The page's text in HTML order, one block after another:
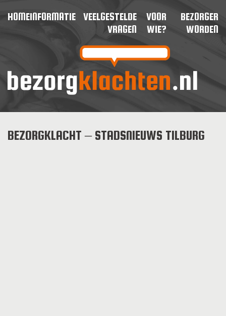
HOMEINFORMATIE
VEELGESTELDE
VRAGEN
VOOR
WIE?
BEZORGER
WORDEN
BEZORGKLACHT – STADSNIEUWS TILBURG